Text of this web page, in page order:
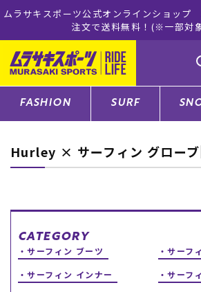
式オンラインショップ 5,500円(税込)以上
送料無料！(※一部対象外有り)
ゲスト様
ログイン
店舗一覧
CATEGORY
ファッションTOP
FASHION SURF
Hurley × サーフィン グローブ
CATEGORY
サーフィン ブーツ
サーフ
サーフィン インナー
サーフ